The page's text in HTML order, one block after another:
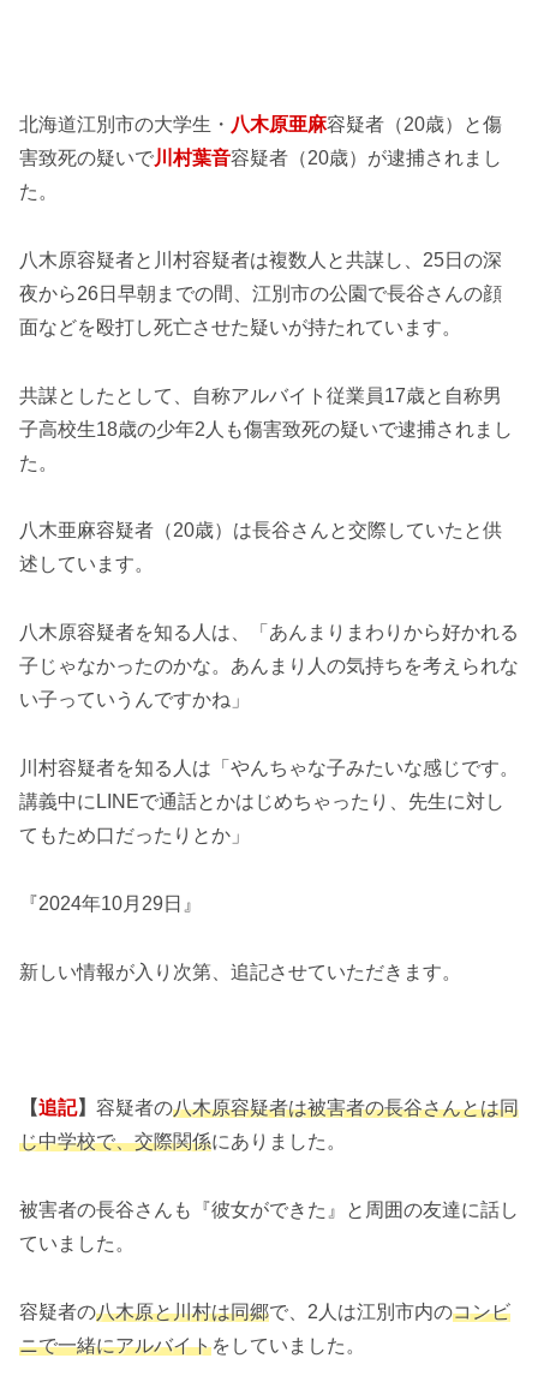
北海道江別市の大学生・ 八木原亜麻容疑者（20歳）と傷
害致死の疑いで川村葉音容疑者（20歳）が逮捕されまし
た。
八木原容疑者と川村容疑者は複数人と共謀し、25日の深
夜から26日早朝までの間、江別市の公園で長谷さんの顔
面などを殴打し死亡させた疑いが持たれています。
共謀としたとして、自称アルバイト従業員17歳と自称男
子高校生18歳の少年2人も傷害致死の疑いで逮捕されまし
た。
八木亜麻容疑者（20歳）は長谷さんと交際していたと供
述しています。
八木原容疑者を知る人は、「あんまりまわりから好かれる
子じゃなかったのかな。あんまり人の気持ちを考えられな
い子っていうんですかね」
川村容疑者を知る人は「やんちゃな子みたいな感じです。
講義中にLINEで通話とかはじめちゃったり、先生に対し
てもため口だったりとか」
『2024年10月29日』
新しい情報が入り次第、追記させていただきます。
【追記】 容疑者の八木原容疑者は被害者の長谷さんとは同
じ中学校で、交際関係にありました。
被害者の長谷さんも『彼女ができた』と周囲の友達に話し
ていました。
容疑者の八木原と川村は同郷で、2人は江別市内のコンビ
ニで一緒にアルバイトをしていました。